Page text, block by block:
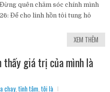
Đừng quên chăm sóc chính mình
26: Để cho linh hồn tôi tung hô
XEM THÊM
thấy giá trị của mình là
chay, tĩnh tâm tôi là